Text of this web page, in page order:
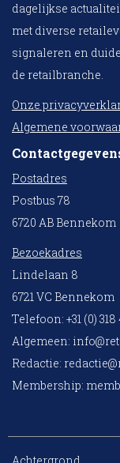
dagelijkse
met diverse
signaleren en
de retailbranche.
Onze
Algemene
Postadres
Postbus 78
6720 AB Bennekom
Bezoekadres
Lindelaan 8
6721 VC Bennekom
Telefoon: +31 (0) 318
Algemeen:
Redactie:
Membership: